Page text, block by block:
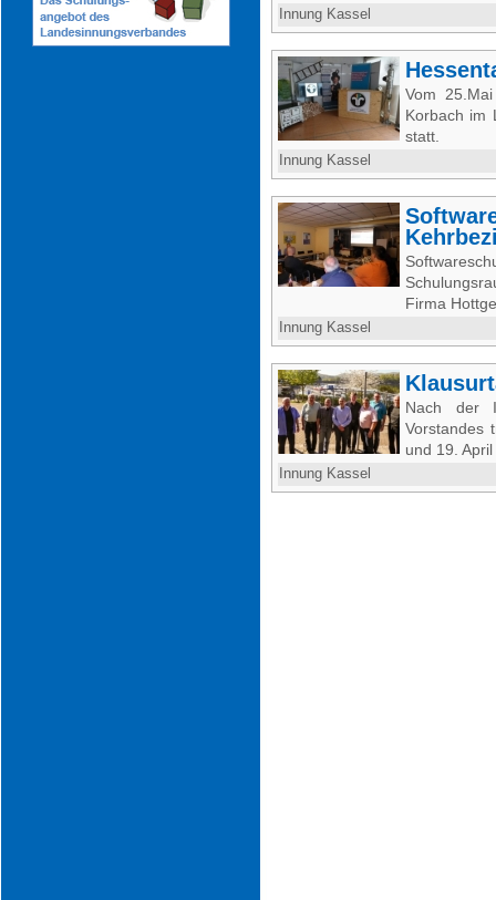
Innung Kassel
Vom
Korbach im
statt.
Innung Kassel
Firma
Innung Kassel
Nach der
Vorstandes
und 19.
Innung Kassel